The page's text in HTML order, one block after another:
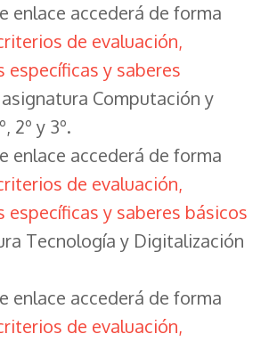
enlace accederá de forma
de evaluación,
específicas y saberes
Computación y
2º y 3º.
enlace accederá de forma
de evaluación,
específicas y saberes básicos
Tecnología y Digitalización
enlace accederá de forma
de evaluación,